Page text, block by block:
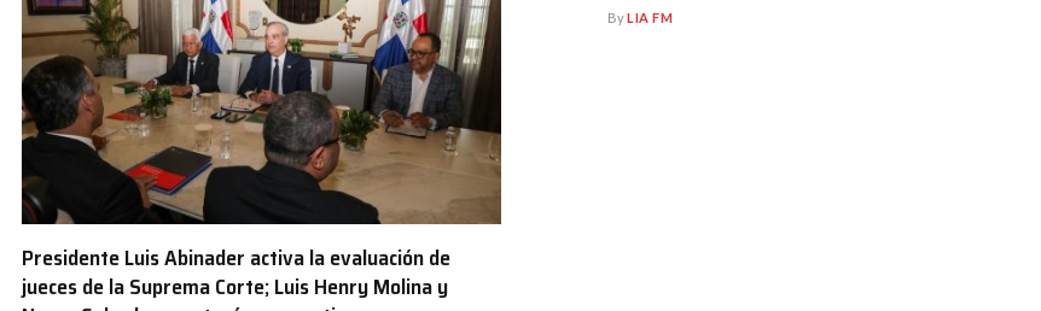
Presidente Luis Abinader activa la evaluación de
jueces de la Suprema Corte; Luis Henry Molina y
ByLIA FM